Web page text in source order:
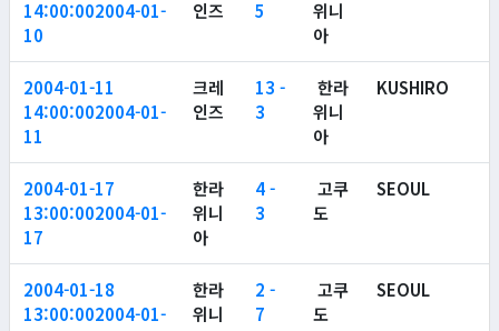
14:00:002004-01-
10
인즈
5
위니
아
2004-01-11
14:00:002004-01-
11
크레
인즈
13 -
3
한라
위니
아
KUSHIRO
2004-01-17
13:00:002004-01-
17
한라
위니
아
4 -
3
고쿠
도
SEOUL
2004-01-18
13:00:002004-01-
한라
위니
2 -
7
고쿠
도
SEOUL